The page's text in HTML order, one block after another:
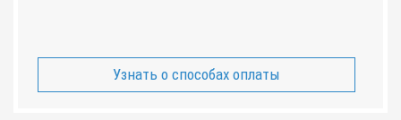
Узнать о способах оплаты